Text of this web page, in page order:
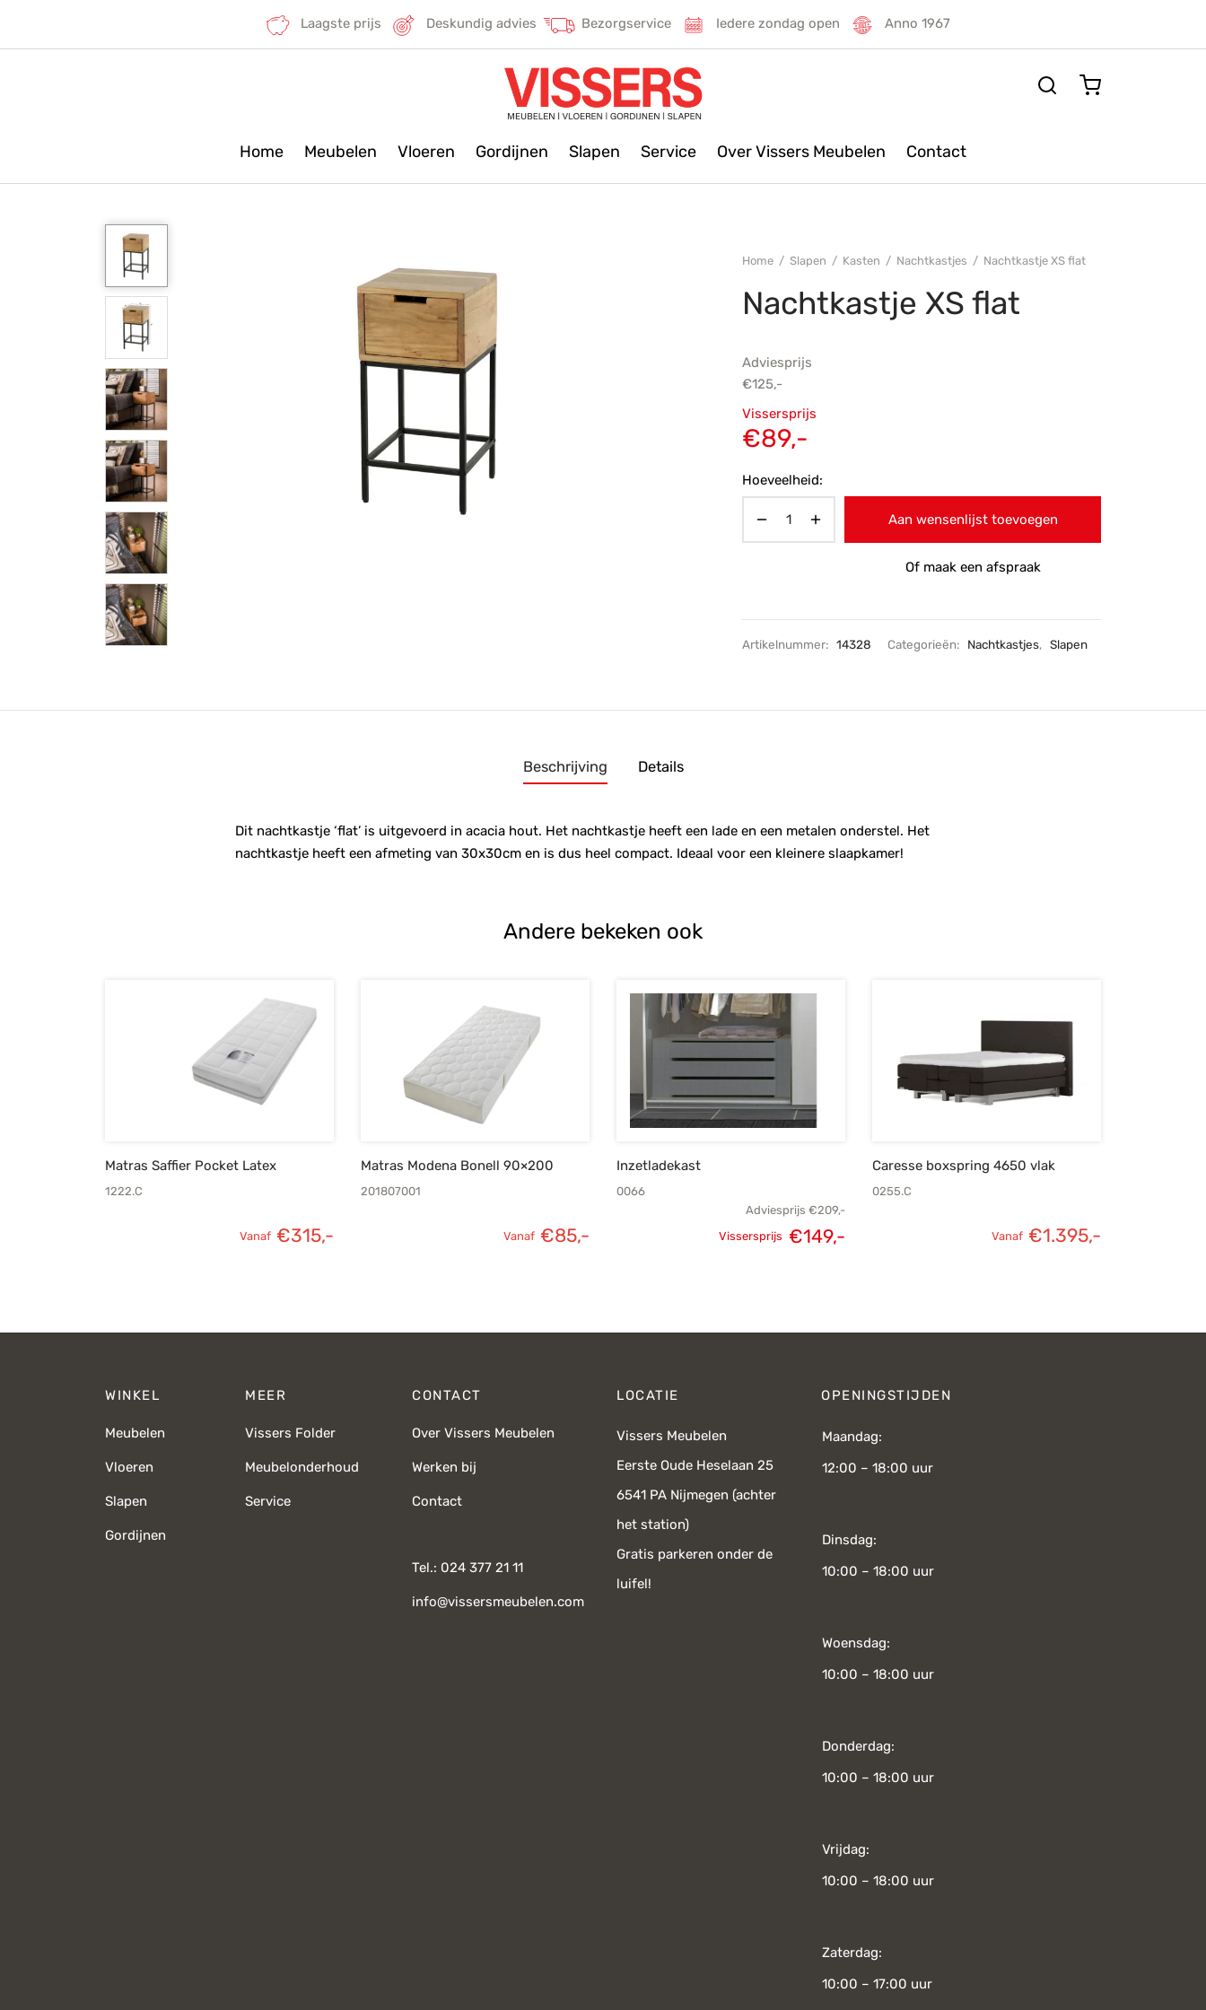
Laagste prijs Deskundig advies Bezorgservice Iedere zondag open Anno 1967
Home Meubelen Vloeren Gordijnen Slapen Service Over Vissers Meubelen Contact
Home / Slapen / Kasten / Nachtkastjes / Nachtkastje XS flat
Nachtkastje XS flat
Adviesprijs
€125,-
Oorspronkelijke
prijs was:
Vissersprijs
€89,-
€89,-.
Hoeveelheid:
Aan wensenlijst toevoegen
Of maak een afspraak
Artikelnummer: 14328 Categorieën: Nachtkastjes, Slapen
Beschrijving Details
Dit nachtkastje ‘flat’ is uitgevoerd in acacia hout. Het nachtkastje heeft een lade en een metalen onderstel. Het
nachtkastje heeft een afmeting van 30x30cm en is dus heel compact. Ideaal voor een kleinere slaapkamer!
Andere bekeken ook
Matras Saffier Pocket Latex
1222.C
Vanaf €315,-
Matras Modena Bonell 90×200
201807001
Vanaf €85,-
Inzetladekast
0066
Adviesprijs €209,-
Vissersprijs €149,-
Caresse boxspring 4650 vlak
0255.C
Vanaf €1.395,-
WINKEL
Meubelen
Vloeren
Slapen
Gordijnen
MEER
Vissers Folder
Meubelonderhoud
Service
CONTACT
Over Vissers Meubelen
Werken bij
Contact
Tel.: 024 377 21 11
info@vissersmeubelen.com
LOCATIE
Vissers Meubelen
Eerste Oude Heselaan 25
6541 PA Nijmegen (achter
het station)
Gratis parkeren onder de
luifel!
OPENINGSTIJDEN
Maandag:
12:00 – 18:00 uur
Dinsdag:
10:00 – 18:00 uur
Woensdag:
10:00 – 18:00 uur
Donderdag:
10:00 – 18:00 uur
Vrijdag:
10:00 – 18:00 uur
Zaterdag:
10:00 – 17:00 uur